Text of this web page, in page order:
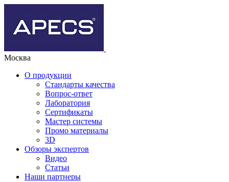
Москва
О продукции
Стандарты качества
Вопрос-ответ
Лаборатория
Сертификаты
Мастер системы
Промо материалы
3D
Обзоры экспертов
Видео
Статьи
Наши партнеры